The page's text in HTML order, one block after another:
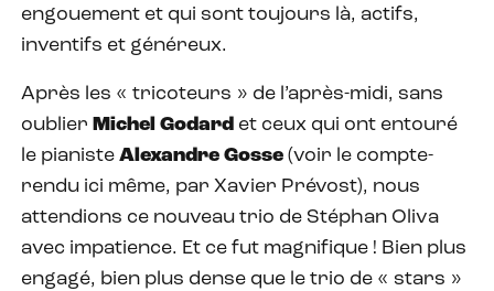
engouement et qui sont toujours là, actifs,
inventifs et généreux.
Après les « tricoteurs » de l’après-midi, sans
oublier Michel Godard et ceux qui ont entouré
le pianiste Alexandre Gosse (voir le compte-
rendu ici même, par Xavier Prévost), nous
attendions ce nouveau trio de Stéphan Oliva
avec impatience. Et ce fut magnifique ! Bien plus
engagé, bien plus dense que le trio de « stars »